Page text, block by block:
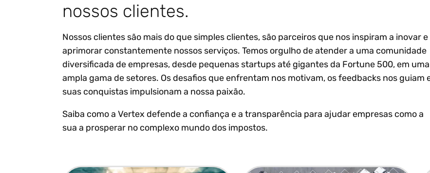
nossos clientes.
Nossos clientes são mais do que simples clientes, são parceiros que nos inspiram a inovar e
aprimorar constantemente nossos serviços. Temos orgulho de atender a uma comunidade
diversificada de empresas, desde pequenas startups até gigantes da Fortune 500, em uma
ampla gama de setores. Os desafios que enfrentam nos motivam, os feedbacks nos guiam
suas conquistas impulsionam a nossa paixão.
Saiba como a Vertex defende a confiança e a transparência para ajudar empresas como a
sua a prosperar no complexo mundo dos impostos.